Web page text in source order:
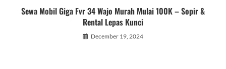
Sewa Mobil Giga Fvr 34 Wajo Murah Mulai 100K – Sopir &
Rental Lepas Kunci
December 19, 2024